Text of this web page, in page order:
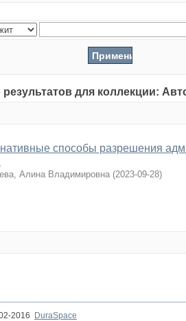
результатов для коллекции:
способы разрешения
Алина Владимировна (2023-09-28)
2016
DuraSpace